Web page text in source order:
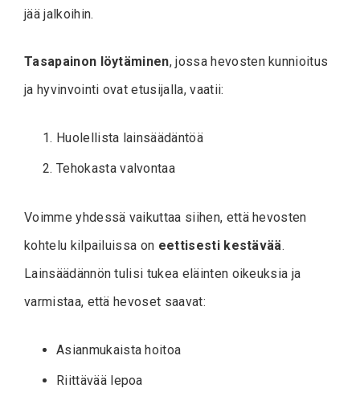
jää jalkoihin.
Tasapainon löytäminen, jossa hevosten kunnioitus
ja hyvinvointi ovat etusijalla, vaatii:
Huolellista lainsäädäntöä
Tehokasta valvontaa
Voimme yhdessä vaikuttaa siihen, että hevosten
kohtelu kilpailuissa on eettisesti kestävää.
Lainsäädännön tulisi tukea eläinten oikeuksia ja
varmistaa, että hevoset saavat:
Asianmukaista hoitoa
Riittävää lepoa